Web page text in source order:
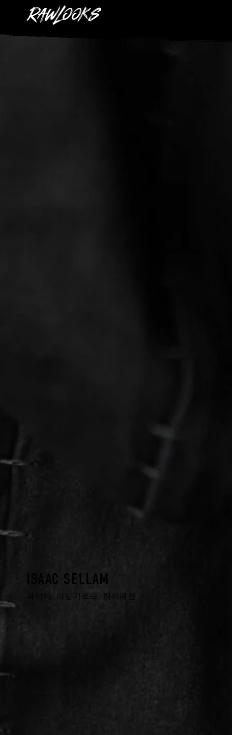
ISAAC SELLAM
파리의 아방가르드 하이패션